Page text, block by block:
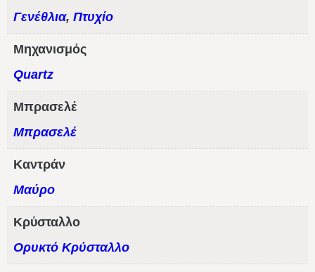
Γενέθλια, Πτυχίο
Μηχανισμός
Quartz
Μπρασελέ
Μπρασελέ
Καντράν
Μαύρο
Κρύσταλλο
Ορυκτό Κρύσταλλο